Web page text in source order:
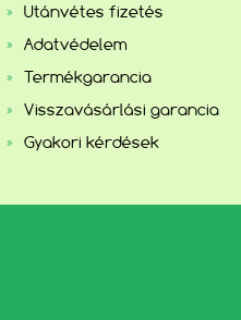
Utánvétes fizetés
Adatvédelem
Termékgarancia
Visszavásárlási garancia
Gyakori kérdések